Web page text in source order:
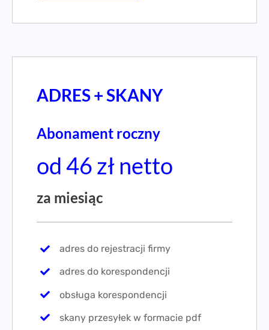
ADRES + SKANY
Abonament roczny
od 46 zł netto
za miesiąc
adres do rejestracji firmy
adres do korespondencji
obsługa korespondencji
skany przesyłek w formacie pdf